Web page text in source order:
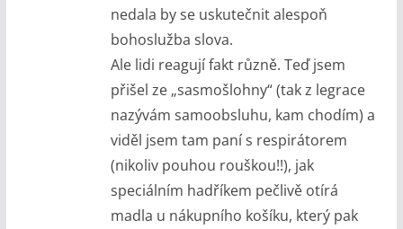
nedala by se uskutečnit alespoň
bohoslužba slova.
Ale lidi reagují fakt různě. Teď jsem
přišel ze „sasmošlohny“ (tak z legrace
nazývám samoobsluhu, kam chodím) a
viděl jsem tam paní s respirátorem
(nikoliv pouhou rouškou!!), jak
speciálním hadříkem pečlivě otírá
madla u nákupního košíku, který pak